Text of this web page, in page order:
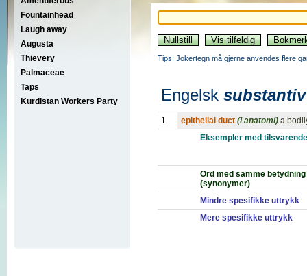
Fountainhead
Laugh away
Augusta
Thievery
Palmaceae
Taps
Kurdistan Workers Party
Tips: Jokertegn må gjerne anvendes flere
Engelsk substantiv
1. epithelial duct (i anatomi) a
Eksempler med
Ord med samme betydning
(synonymer)
Mindre spesifikke uttrykk
Mere spesifikke uttrykk